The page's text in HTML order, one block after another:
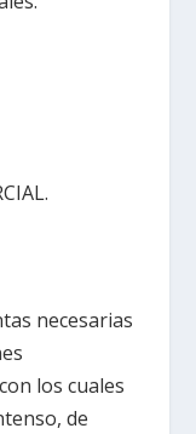
necesarias
los cuales
de